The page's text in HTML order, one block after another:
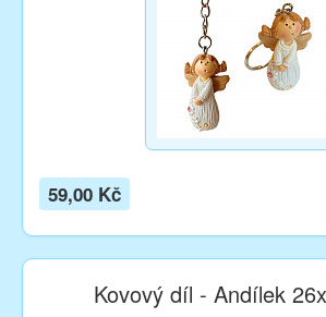
59,00 Kč
Kovový díl - Andílek